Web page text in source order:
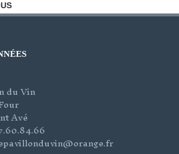
du Vin
Avé